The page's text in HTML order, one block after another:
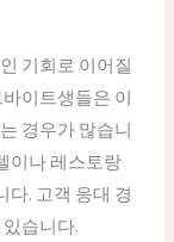
기회로 이어질
이트생들은 이
경우가 많습니
이나 레스토랑
다. 고객 응대 경
습니다.